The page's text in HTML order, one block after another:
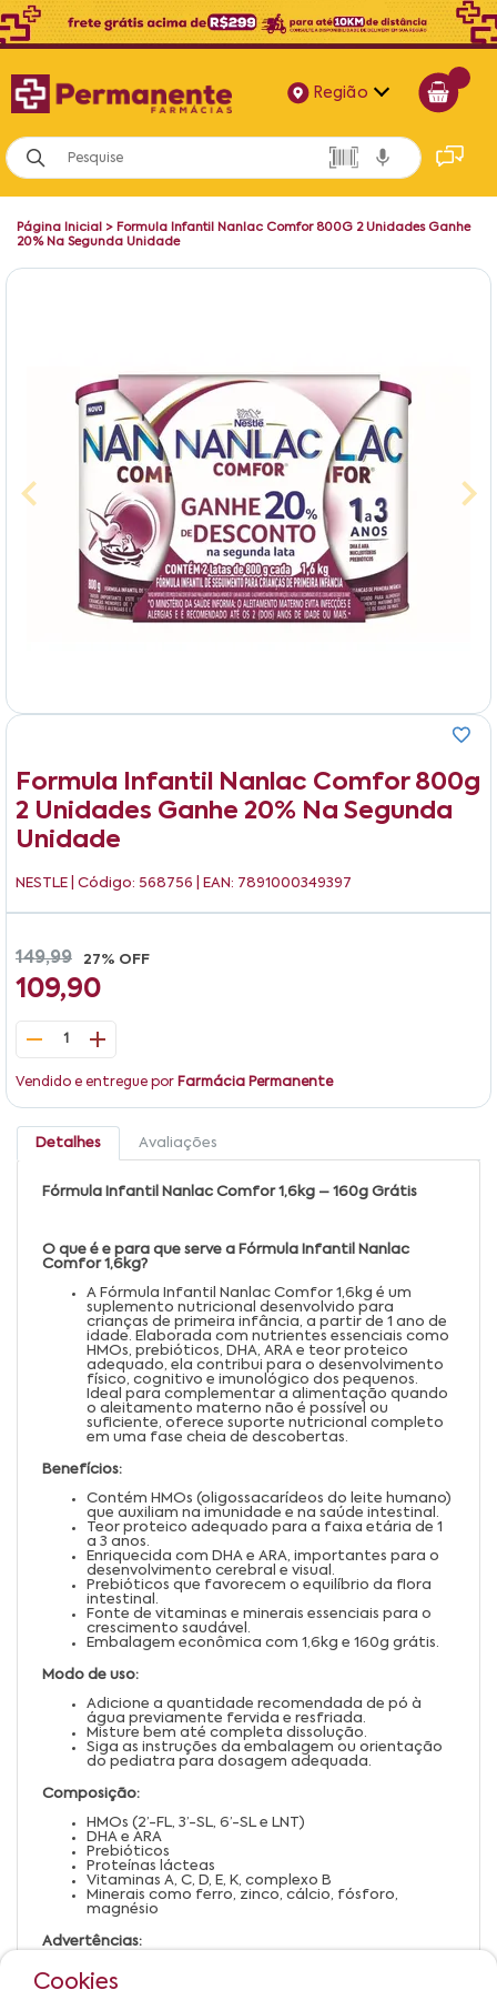
Região
Alagoas
Bahia
Página Inicial > Formula Infantil Nanlac Comfor 800G 2 Unidades Ganhe
20% Na Segunda Unidade
Formula Infantil Nanlac Comfor 800g
2 Unidades Ganhe 20% Na Segunda
Unidade
NESTLE | Código: 568756 | EAN: 7891000349397
149,99 27% OFF
109,90
1
Vendido e entregue por Farmácia Permanente
Detalhes Avaliações
Fórmula Infantil Nanlac Comfor 1,6kg – 160g Grátis
O que é e para que serve a Fórmula Infantil Nanlac
Comfor 1,6kg?
A Fórmula Infantil Nanlac Comfor 1,6kg é um
suplemento nutricional desenvolvido para
crianças de primeira infância, a partir de 1 ano de
idade. Elaborada com nutrientes essenciais como
HMOs, prebióticos, DHA, ARA e teor proteico
adequado, ela contribui para o desenvolvimento
físico, cognitivo e imunológico dos pequenos.
Ideal para complementar a alimentação quando
o aleitamento materno não é possível ou
suficiente, oferece suporte nutricional completo
em uma fase cheia de descobertas.
Benefícios:
Contém HMOs (oligossacarídeos do leite humano)
que auxiliam na imunidade e na saúde intestinal.
Teor proteico adequado para a faixa etária de 1
a 3 anos.
Enriquecida com DHA e ARA, importantes para o
desenvolvimento cerebral e visual.
Prebióticos que favorecem o equilíbrio da flora
intestinal.
Fonte de vitaminas e minerais essenciais para o
crescimento saudável.
Embalagem econômica com 1,6kg e 160g grátis.
Modo de uso:
Adicione a quantidade recomendada de pó à
água previamente fervida e resfriada.
Misture bem até completa dissolução.
Siga as instruções da embalagem ou orientação
do pediatra para dosagem adequada.
Composição:
HMOs (2’-FL, 3’-SL, 6’-SL e LNT)
DHA e ARA
Prebióticos
Proteínas lácteas
Vitaminas A, C, D, E, K, complexo B
Minerais como ferro, zinco, cálcio, fósforo,
magnésio
Advertências:
Este produto não deve ser usado para alimentar
lactentes menores de 1 ano.
Cookies